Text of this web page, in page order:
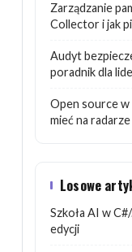
Zarządzanie
Collector i jak
Audyt
poradnik dla
Open source
mieć na radarze
Losowe
Szkoła AI w
edycji